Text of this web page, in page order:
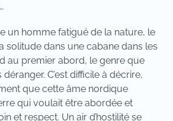
un homme fatigué de la nature, le
solitude dans une cabane dans les
au premier abord, le genre que
C’est difficile à décrire,
que cette âme nordique
qui voulait être abordée et
et respect. Un air d’hostilité se